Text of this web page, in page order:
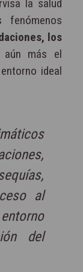
la salud
fenómenos
los
aún más el
ideal
al
del